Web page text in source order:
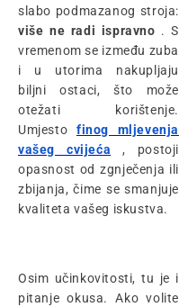
slabo podmazanog stroja:
više ne radi ispravno . S
vremenom se između zuba
i u utorima nakupljaju
biljni ostaci, što može
otežati korištenje.
Umjesto finog mljevenja
vašeg cvijeća , postoji
opasnost od zgnječenja ili
zbijanja, čime se smanjuje
kvaliteta vašeg iskustva.
Osim učinkovitosti, tu je i
pitanje okusa. Ako volite